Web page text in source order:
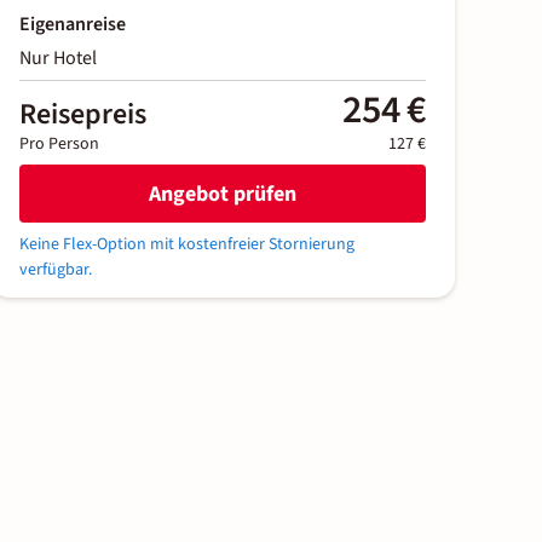
Eigenanreise
Nur Hotel
Reisepreis 254 €
Pro Person 127 €
Angebot prüfen
Keine Flex-Option mit kostenfreier Stornierung
verfügbar.